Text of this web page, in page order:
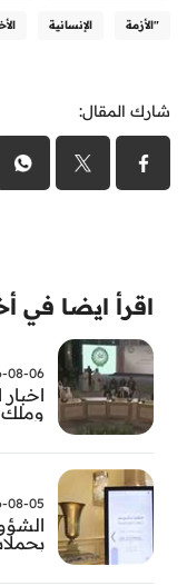
"الأزمة الإنسانية
شارك المقال:
اقرأ ايضا في
06 | 12:33
وملك
05 | 12:16